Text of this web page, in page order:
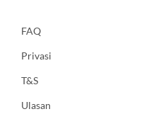
FAQ
Privasi
T&S
Ulasan